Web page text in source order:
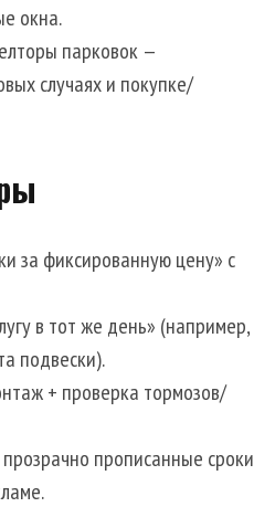
окна.
парковок —
случаях и покупке/
за фиксированную цену» с
в тот же день» (например,
подвески).
+ проверка тормозов/
прописанные сроки